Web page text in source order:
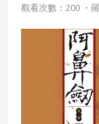
觀看次數：200 ・